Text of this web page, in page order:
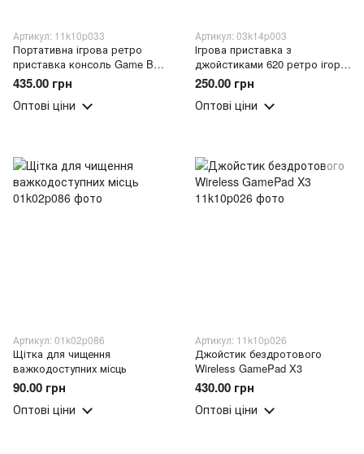
Артикул: 11k10p033
Портативна ігрова ретро
приставка консоль Game Box
Power Sup M3 500 в 1 Червона
(225)
435.00 грн
Оптові ціни
Артикул: 03k14p003
Ігрова приставка з
джойстиками 620 ретро ігор 8
біт GAME NES 7724 (211)
250.00 грн
Оптові ціни
Артикул: 01k02p086
Щітка для чищення
важкодоступних місць
90.00 грн
Оптові ціни
Артикул: 11k10p026
Джойстик бездротового
Wireless GamePad X3
430.00 грн
Оптові ціни